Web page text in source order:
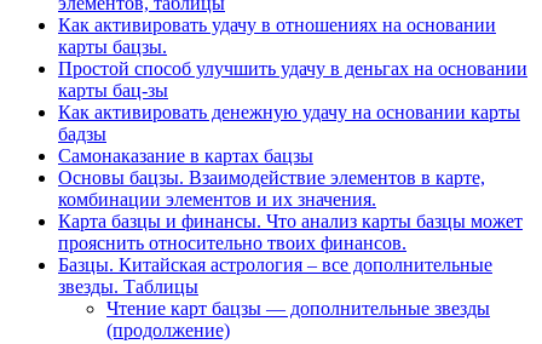
Как активировать удачу в отношениях на основании
карты бацзы.
Простой способ улучшить удачу в деньгах на основании
карты бац-зы
Как активировать денежную удачу на основании карты
бадзы
Самонаказание в картах бацзы
Основы бацзы. Взаимодействие элементов в карте,
комбинации элементов и их значения.
Карта базцы и финансы. Что анализ карты базцы может
прояснить относительно твоих финансов.
Базцы. Китайская астрология – все дополнительные
звезды. Таблицы
Чтение карт бацзы — дополнительные звезды
(продолжение)